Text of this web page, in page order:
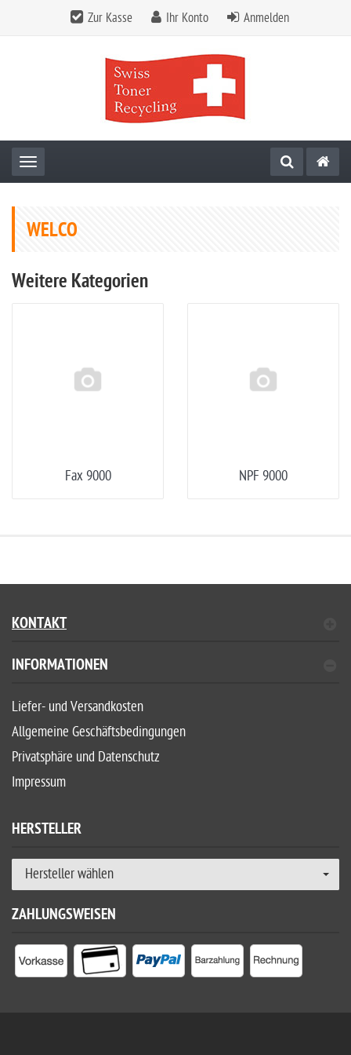
Zur Kasse Ihr Konto Anmelden
Toggle navigation
WELCO
Weitere Kategorien
Fax 9000 NPF 9000
KONTAKT
INFORMATIONEN
Liefer- und Versandkosten
Allgemeine Geschäftsbedingungen
Privatsphäre und Datenschutz
Impressum
HERSTELLER
Hersteller wählen
ZAHLUNGSWEISEN